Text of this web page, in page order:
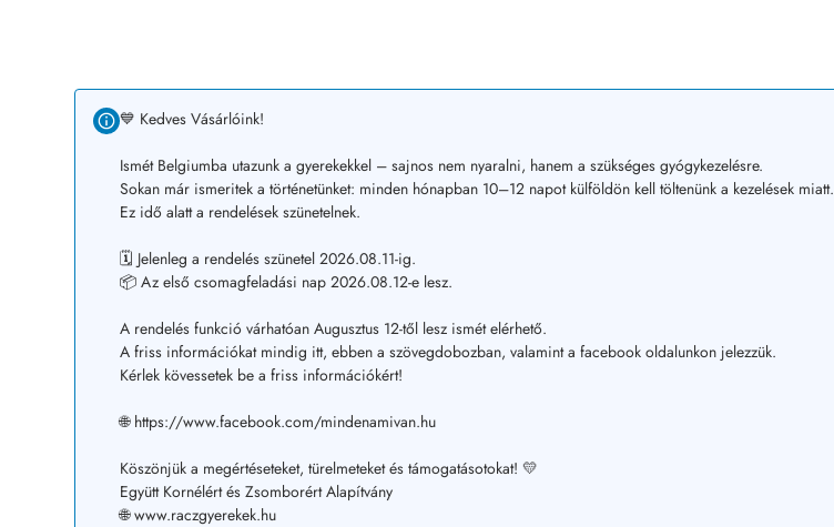
💙 Kedves Vásárlóink!
Ismét Belgiumba utazunk a gyerekekkel – sajnos nem nyaralni, hanem a szükséges gyógykezelésre.
Sokan már ismeritek a történetünket: minden hónapban 10–12 napot külföldön kell töltenünk a kezelések miatt.
Ez idő alatt a rendelések szünetelnek.
🗓️ Jelenleg a rendelés szünetel 2026.08.11-ig.
📦 Az első csomagfeladási nap 2026.08.12-e lesz.
A rendelés funkció várhatóan Augusztus 12-től lesz ismét elérhető.
A friss információkat mindig itt, ebben a szövegdobozban, valamint a facebook oldalunkon jelezzük.
Kérlek kövessetek be a friss információkért!
🌐 https://www.facebook.com/mindenamivan.hu
Köszönjük a megértéseteket, türelmeteket és támogatásotokat! 💛
Együtt Kornélért és Zsomborért Alapítvány
🌐 www.raczgyerekek.hu